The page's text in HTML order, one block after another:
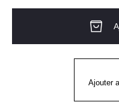
sécurité
Ajouter